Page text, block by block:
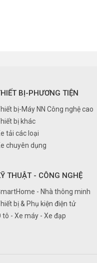
BỊ-PHƯƠNG TIỆN
bị-Máy NN Công nghệ cao
bị khác
tải các loại
chuyên dụng
THUẬT - CÔNG NGHỆ
- Nhà thông minh
bị & Phụ kiện điện tử
tô - Xe máy - Xe đạp